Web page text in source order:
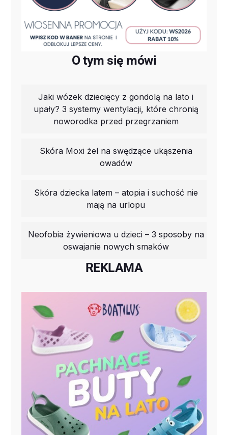
O tym się mówi
Jaki wózek dziecięcy z gondolą na lato i
upały? 3 systemy wentylacji, które chronią
noworodka przed przegrzaniem
Skóra Moxi żel na swędzące ukąszenia
owadów
Skóra dziecka latem – atopia i suchość nie
mają na urlopu
Neofobia żywieniowa u dzieci – 3 sposoby na
oswajanie nowych smaków
REKLAMA